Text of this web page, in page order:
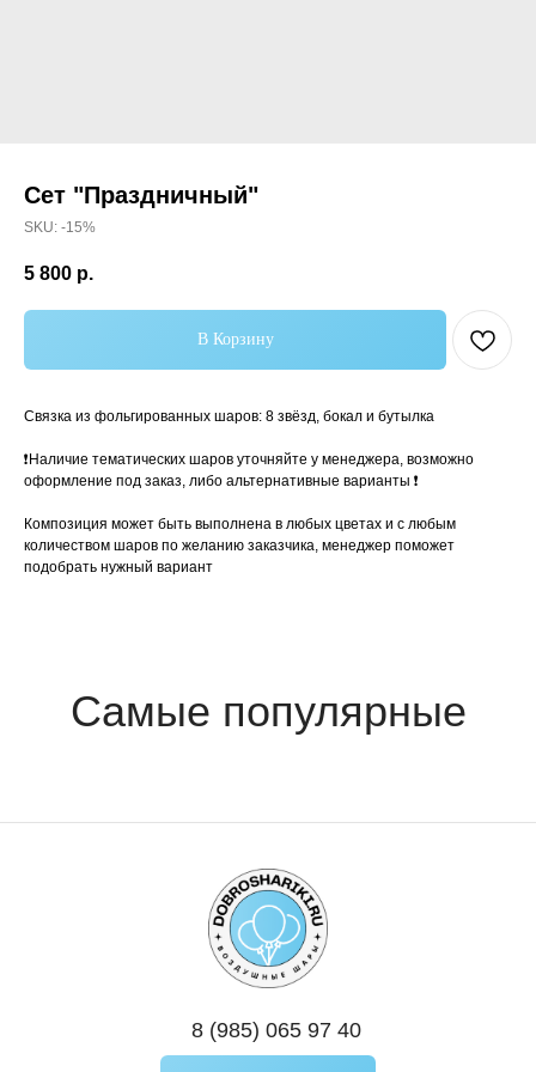
Сет "Праздничный"
SKU: -15%
5 800 р.
В Корзину
Связка из фольгированных шаров: 8 звёзд, бокал и бутылка
❗️Наличие тематических шаров уточняйте у менеджера, возможно
оформление под заказ, либо альтернативные варианты ❗️
Композиция может быть выполнена в любых цветах и с любым
количеством шаров по желанию заказчика, менеджер поможет
подобрать нужный вариант
Самые популярные
8 (985) 065 97 40